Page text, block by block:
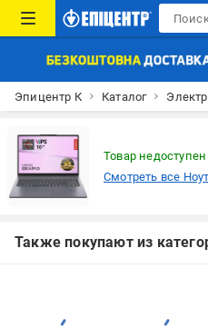
Эпицентр К Каталог
Товар
Смотреть все
Также покупают из